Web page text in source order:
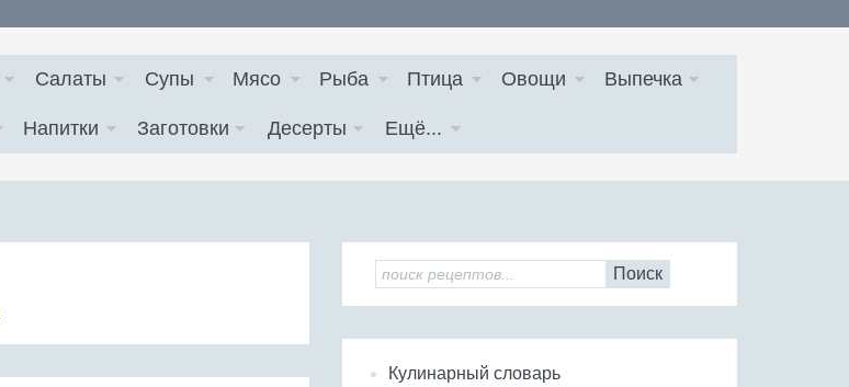
Салаты Супы Мясо Рыба Птица Овощи Выпечка
Напитки Заготовки Десерты Ещё...
Поиск
Кулинарный словарь